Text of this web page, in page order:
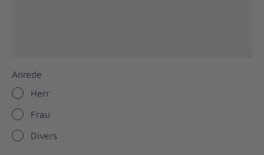
Anrede
Herr
Frau
Divers